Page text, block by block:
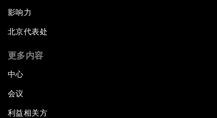
影响力
北京代表处
更多内容
中心
会议
利益相关方